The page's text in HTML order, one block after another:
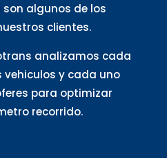
algunos de los
clientes.
analizamos cada
vehiculos y cada uno
para optimizar
recorrido.